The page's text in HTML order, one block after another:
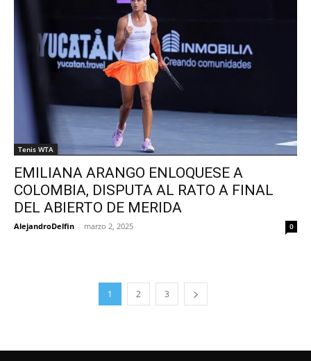
Tenis WTA
EMILIANA ARANGO ENLOQUESE A
COLOMBIA, DISPUTA AL RATO A FINAL
DEL ABIERTO DE MERIDA
AlejandroDelfin - marzo 2, 2025 0
1 2 3